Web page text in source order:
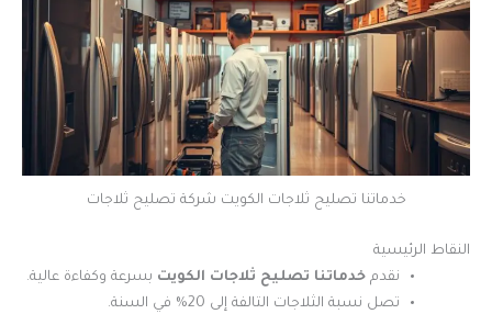
خدماتنا تصليح ثلاجات الكويت شركة تصليح ثلاجات
النقاط الرئيسية
نقدم خدماتنا تصليح ثلاجات الكويت بسرعة وكفاءة عالية.
تصل نسبة الثلاجات التالفة إلى 20% في السنة.